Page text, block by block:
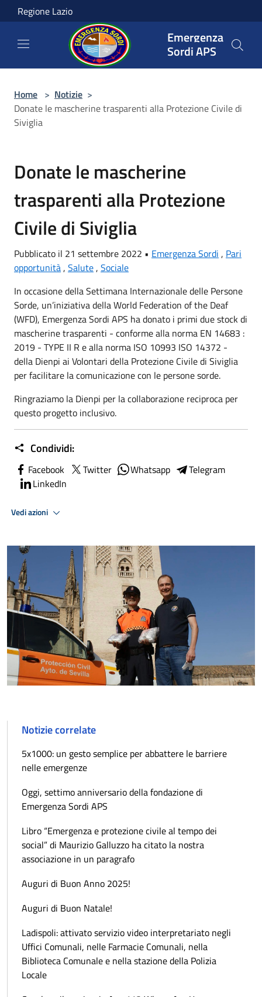
Salta al contenuto principale
Regione Lazio
Emergenza
Sordi APS
Home > Notizie >
Donate le mascherine trasparenti alla Protezione Civile di
Siviglia
Donate le mascherine
trasparenti alla Protezione
Civile di Siviglia
Pubblicato il 21 settembre 2022 • Emergenza Sordi , Pari
opportunità, Salute, Sociale
In occasione della Settimana Internazionale delle Persone
Sorde, un’iniziativa della World Federation of the Deaf
(WFD), Emergenza Sordi APS ha donato i primi due stock di
mascherine trasparenti - conforme alla norma EN 14683 :
2019 - TYPE II R e alla norma ISO 10993 ISO 14372 -
della Dienpi ai Volontari della Protezione Civile di Siviglia
per facilitare la comunicazione con le persone sorde.
Ringraziamo la Dienpi per la collaborazione reciproca per
questo progetto inclusivo.
Condividi:
Facebook Twitter Whatsapp
Telegram
LinkedIn
Vedi azioni
Notizie correlate
5x1000: un gesto semplice per abbattere le barriere
nelle emergenze
Oggi, settimo anniversario della fondazione di
Emergenza Sordi APS
Libro “Emergenza e protezione civile al tempo dei
social” di Maurizio Galluzzo ha citato la nostra
associazione in un paragrafo
Auguri di Buon Anno 2025!
Auguri di Buon Natale!
Ladispoli: attivato servizio video interpretariato negli
Uffici Comunali, nelle Farmacie Comunali, nella
Biblioteca Comunale e nella stazione della Polizia
Locale